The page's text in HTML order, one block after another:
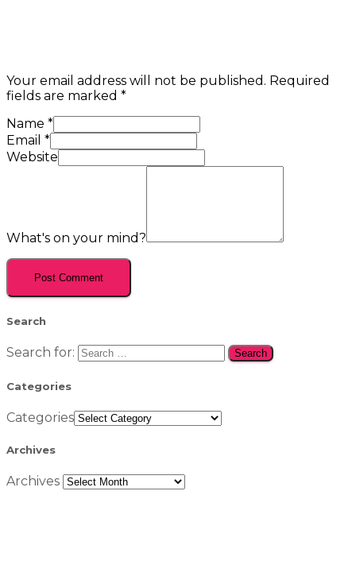
Your email address will not be published. Required
fields are marked *
Name *
Email *
Website
What's on your mind?
Search
Search for:
Categories
Categories
Archives
Archives